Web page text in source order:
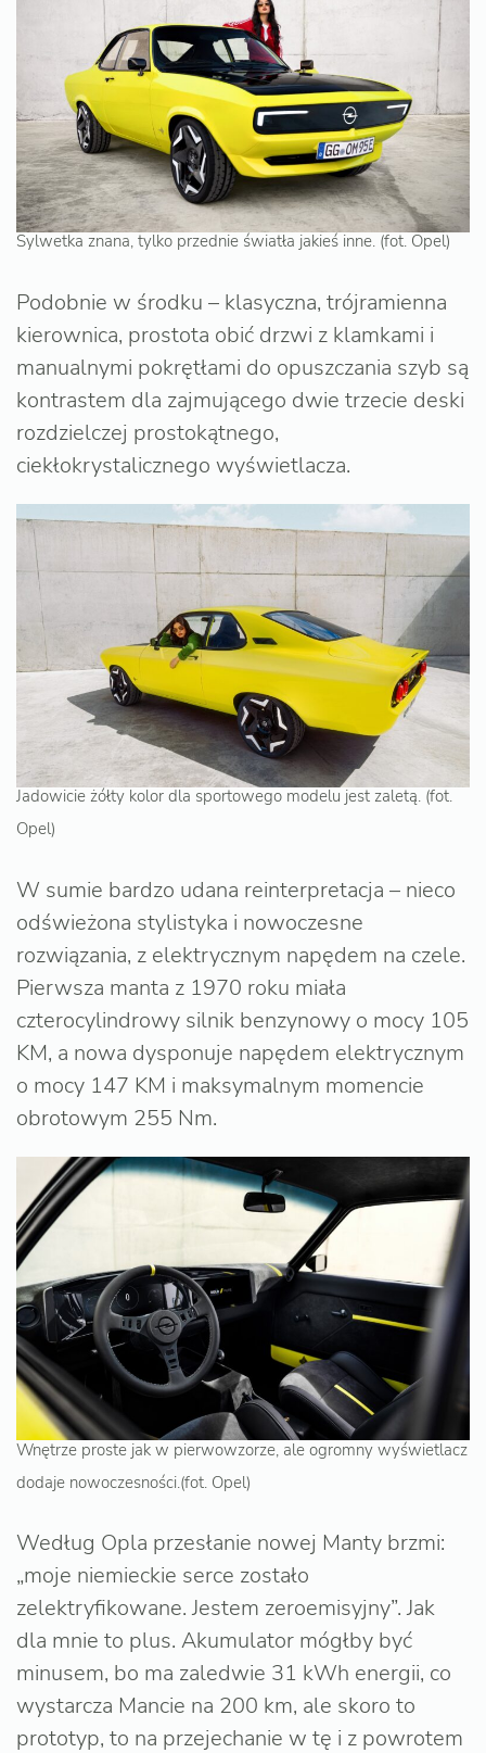
Sylwetka znana, tylko przednie światła jakieś inne. (fot. Opel)
Podobnie w środku – klasyczna, trójramienna
kierownica, prostota obić drzwi z klamkami i
manualnymi pokrętłami do opuszczania szyb są
kontrastem dla zajmującego dwie trzecie deski
rozdzielczej prostokątnego,
ciekłokrystalicznego wyświetlacza.
Jadowicie żółty kolor dla sportowego modelu jest zaletą. (fot.
Opel)
W sumie bardzo udana reinterpretacja – nieco
odświeżona stylistyka i nowoczesne
rozwiązania, z elektrycznym napędem na czele.
Pierwsza manta z 1970 roku miała
czterocylindrowy silnik benzynowy o mocy 105
KM, a nowa dysponuje napędem elektrycznym
o mocy 147 KM i maksymalnym momencie
obrotowym 255 Nm.
Wnętrze proste jak w pierwowzorze, ale ogromny wyświetlacz
dodaje nowoczesności.(fot. Opel)
Według Opla przesłanie nowej Manty brzmi:
„moje niemieckie serce zostało
zelektryfikowane. Jestem zeroemisyjny”. Jak
dla mnie to plus. Akumulator mógłby być
minusem, bo ma zaledwie 31 kWh energii, co
wystarcza Mancie na 200 km, ale skoro to
prototyp, to na przejechanie w tę i z powrotem